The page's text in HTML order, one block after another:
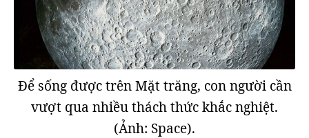
Để sống được trên Mặt trăng, con người cần
vượt qua nhiều thách thức khắc nghiệt.
(Ảnh: Space).